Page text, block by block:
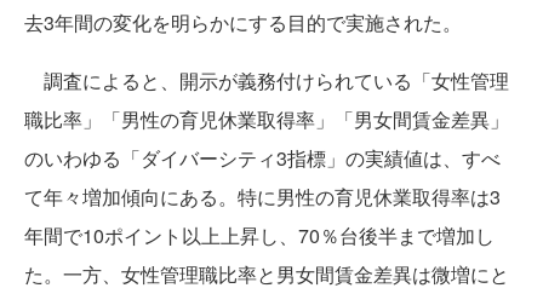
去3年間の変化を明らかにする目的で実施された。
調査によると、開示が義務付けられている「女性管理
職比率」「男性の育児休業取得率」「男女間賃金差異」
のいわゆる「ダイバーシティ3指標」の実績値は、すべ
て年々増加傾向にある。特に男性の育児休業取得率は3
年間で10ポイント以上上昇し、70％台後半まで増加し
た。一方、女性管理職比率と男女間賃金差異は微増にと